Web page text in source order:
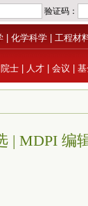
化学科学 工程材
院士 人才 会议 基
| MDPI 编